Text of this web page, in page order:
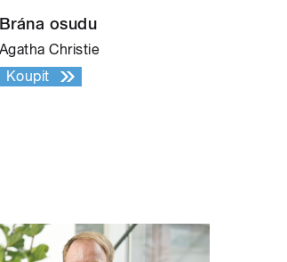
Brána osudu
Agatha Christie
Koupit